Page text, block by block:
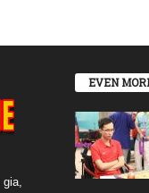
EVEN